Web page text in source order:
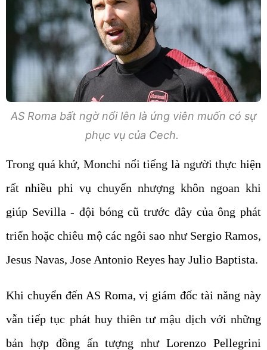
AS Roma bất ngờ nổi lên là ứng viên muốn có sự
phục vụ của Cech.
Trong quá khứ, Monchi nổi tiếng là người thực hiện
rất nhiều phi vụ chuyển nhượng khôn ngoan khi
giúp Sevilla - đội bóng cũ trước đây của ông phát
triển hoặc chiêu mộ các ngôi sao như Sergio Ramos,
Jesus Navas, Jose Antonio Reyes hay Julio Baptista.
Khi chuyển đến AS Roma, vị giám đốc tài năng này
vẫn tiếp tục phát huy thiên tư mậu dịch với những
bản hợp đồng ấn tượng như Lorenzo Pellegrini